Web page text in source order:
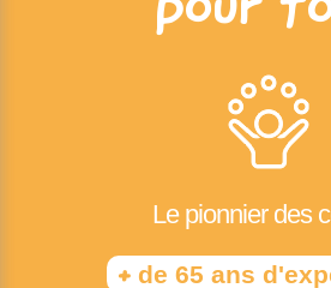
Le pionnier des
+ de 65 ans